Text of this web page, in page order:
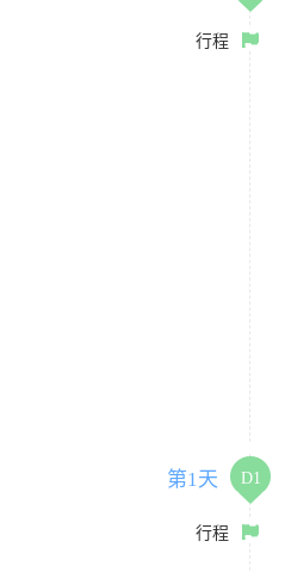
行程
第1天 D1
行程